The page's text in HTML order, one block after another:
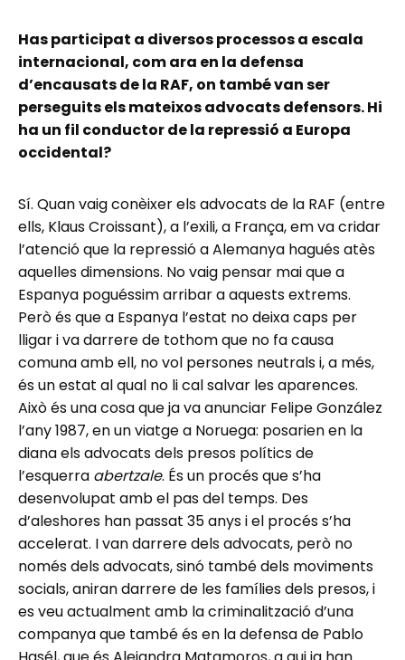
Has participat a diversos processos a escala
internacional, com ara en la defensa
d’encausats de la RAF, on també van ser
perseguits els mateixos advocats defensors. Hi
ha un fil conductor de la repressió a Europa
occidental?
Sí. Quan vaig conèixer els advocats de la RAF (entre
ells, Klaus Croissant), a l’exili, a França, em va cridar
l’atenció que la repressió a Alemanya hagués atès
aquelles dimensions. No vaig pensar mai que a
Espanya poguéssim arribar a aquests extrems.
Però és que a Espanya l’estat no deixa caps per
lligar i va darrere de tothom que no fa causa
comuna amb ell, no vol persones neutrals i, a més,
és un estat al qual no li cal salvar les aparences.
Això és una cosa que ja va anunciar Felipe González
l’any 1987, en un viatge a Noruega: posarien en la
diana els advocats dels presos polítics de
l’esquerra abertzale. És un procés que s’ha
desenvolupat amb el pas del temps. Des
d’aleshores han passat 35 anys i el procés s’ha
accelerat. I van darrere dels advocats, però no
només dels advocats, sinó també dels moviments
socials, aniran darrere de les famílies dels presos, i
es veu actualment amb la criminalització d’una
companya que també és en la defensa de Pablo